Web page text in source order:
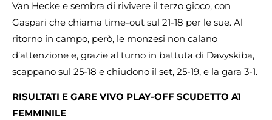
Van Hecke e sembra di rivivere il terzo gioco, con
Gaspari che chiama time-out sul 21-18 per le sue. Al
ritorno in campo, però, le monzesi non calano
d’attenzione e, grazie al turno in battuta di Davyskiba,
scappano sul 25-18 e chiudono il set, 25-19, e la gara 3-1.
RISULTATI E GARE VIVO PLAY-OFF SCUDETTO A1
FEMMINILE